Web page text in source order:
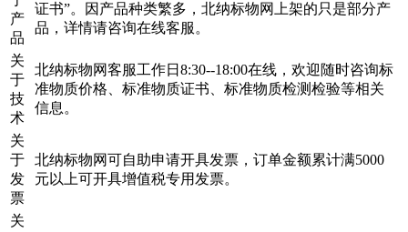
产
品
证书”。因产品种类繁多，北纳标物网上架的只是部分产
品，详情请咨询在线客服。
关
于
技
术
北纳标物网客服工作日8:30--18:00在线，欢迎随时咨询标
准物质价格、标准物质证书、标准物质检测检验等相关
信息。
关
于
发
票
北纳标物网可自助申请开具发票，订单金额累计满5000
元以上可开具增值税专用发票。
关